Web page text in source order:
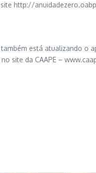
site http://
está atualizando o
site da CAAPE –